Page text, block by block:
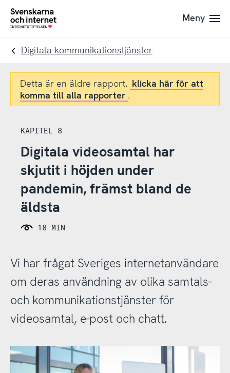
Till
navigation
Till
innehåll
To
Meny
Digitala kommunikationstjänster
Detta är en äldre rapport, klicka här för att
komma till alla rapporter .
KAPITEL 8
Digitala videosamtal har
skjutit i höjden under
pandemin, främst bland de
äldsta
18 MIN
Vi har frågat Sveriges internetanvändare
om deras användning av olika samtals-
och kommunikationstjänster för
videosamtal, e-post och chatt.